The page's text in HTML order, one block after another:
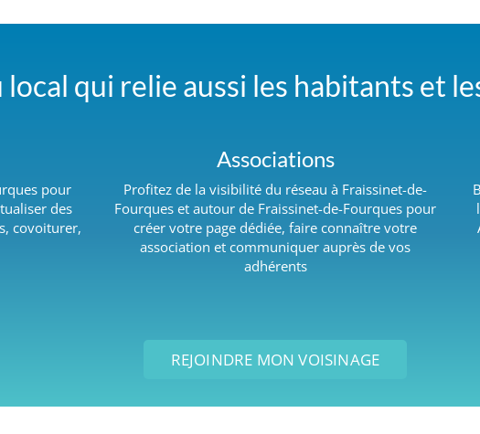
local qui relie aussi les habitants et
pour
des
covoiturer,
Associations
Profitez de la visibilité du réseau à Fraissinet-de-
Fourques et autour de Fraissinet-de-Fourques pour
créer votre page dédiée, faire connaître votre
association et communiquer auprès de vos
adhérents
REJOINDRE MON VOISINAGE